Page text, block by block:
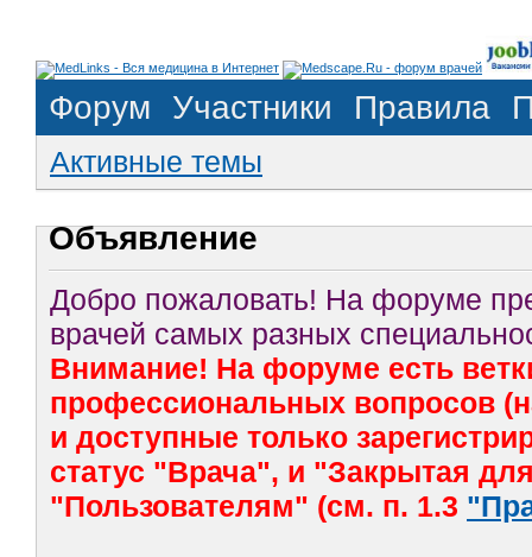
Форум Участники Правила
Активные темы
Объявление
Добро пожаловать! На форуме
врачей самых разных
Внимание! На форуме есть
профессиональных вопросов
и доступные только
статус "Врача", и "Закрытая
"Пользователям" (см. п. 1.3